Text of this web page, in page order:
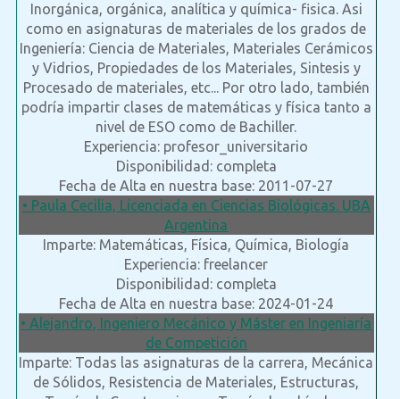
Inorgánica, orgánica, analítica y química- fisica. Asi
como en asignaturas de materiales de los grados de
Ingeniería: Ciencia de Materiales, Materiales Cerámicos
y Vidrios, Propiedades de los Materiales, Sintesis y
Procesado de materiales, etc... Por otro lado, también
podría impartir clases de matemáticas y física tanto a
nivel de ESO como de Bachiller.
Experiencia: profesor_universitario
Disponibilidad: completa
Fecha de Alta en nuestra base: 2011-07-27
• Paula Cecilia, Licenciada en Ciencias Biológicas. UBA
Argentina
Imparte: Matemáticas, Física, Química, Biología
Experiencia: freelancer
Disponibilidad: completa
Fecha de Alta en nuestra base: 2024-01-24
• Alejandro, Ingeniero Mecánico y Máster en Ingeniaría
de Competición
Imparte: Todas las asignaturas de la carrera, Mecánica
de Sólidos, Resistencia de Materiales, Estructuras,